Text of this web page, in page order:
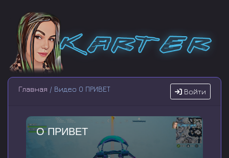
Войти
Главная / Видео О ПРИВЕТ
О ПРИВЕТ